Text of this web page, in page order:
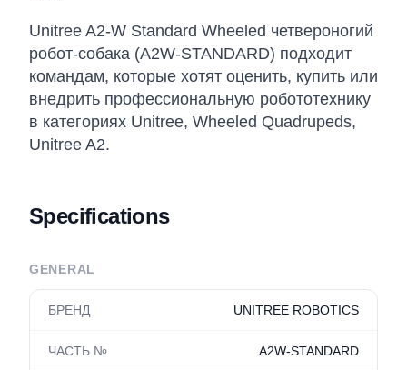
Unitree A2-W Standard Wheeled четвероногий
робот-собака (A2W-STANDARD) подходит
командам, которые хотят оценить, купить или
внедрить профессиональную робототехнику
в категориях Unitree, Wheeled Quadrupeds,
Unitree A2.
Specifications
GENERAL
БРЕНД UNITREE ROBOTICS
ЧАСТЬ № A2W-STANDARD